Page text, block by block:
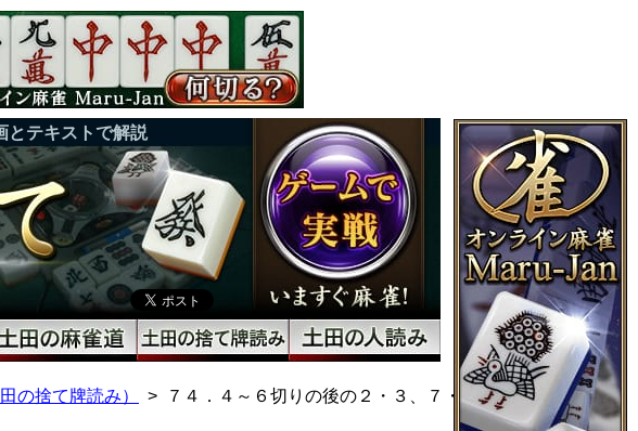
とテキストで解説
の捨て牌読み） ７４．４～６切りの後の２・３、７・８手出し